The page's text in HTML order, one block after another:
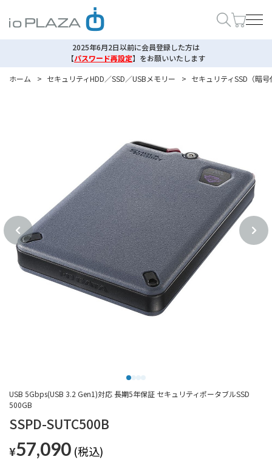
2025年6月2日以前に会員登録した方は
【パスワード再設定】 をお願いいたします
ホーム
> セキュリティHDD／SSD／USBメモリー > セキュリティSSD（暗
SSPD-SUTC500B
USB 5Gbps(USB 3.2 Gen1)対応 長期5年保証 セキュリティポータブルSSD
500GB
¥57,090